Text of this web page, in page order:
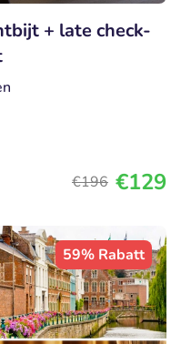
+ late check-
€196 €129
59% Rabatt